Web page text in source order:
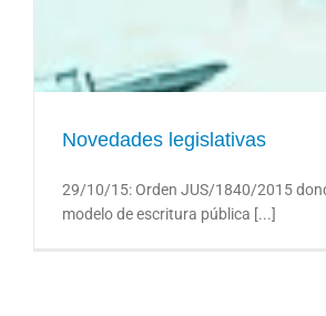
Novedades legislativas
29/10/15: Orden JUS/1840/2015
modelo de escritura pública [...]